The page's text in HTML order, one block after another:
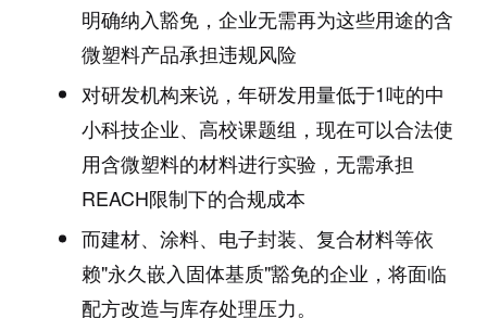
明确纳入豁免，企业无需再为这些用途的含
微塑料产品承担违规风险
对研发机构来说，年研发用量低于1吨的中
小科技企业、高校课题组，现在可以合法使
用含微塑料的材料进行实验，无需承担
REACH限制下的合规成本
而建材、涂料、电子封装、复合材料等依
赖"永久嵌入固体基质"豁免的企业，将面临
配方改造与库存处理压力。